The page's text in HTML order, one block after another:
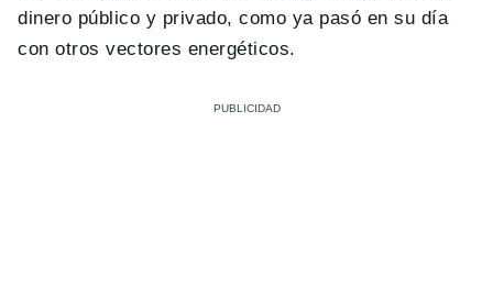
dinero público y privado, como ya pasó en su día
con otros vectores energéticos.